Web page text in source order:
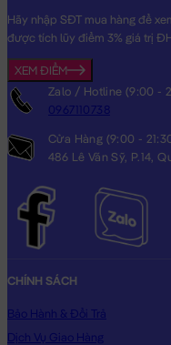
Hãy nhập SĐT mua hàng để
được tích lũy điểm 3% giá trị
XEM ĐIỂM
Zalo / Hotline (9:00 -
0967110738
Cửa Hàng (9:00 -
486 Lê Văn Sỹ, P.14,
CHÍNH SÁCH
Bảo Hành & Đổi Trả
Dịch Vụ Giao Hàng